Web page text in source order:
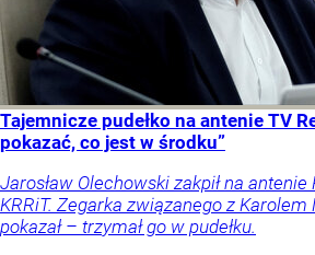
Tajemnicze pudełko na antenie TV
pokazać, co jest w środku”
Jarosław Olechowski zakpił na
KRRiT. Zegarka związanego z
pokazał – trzymał go w pudełku.